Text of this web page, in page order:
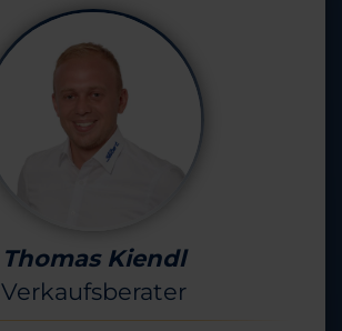
Thomas Kiendl
Verkaufsberater